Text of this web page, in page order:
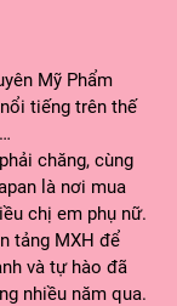
để đạt hiệu
Mỹ Phẩm
tiếng trên thế
chăng, cùng
là nơi mua
chị em phụ nữ.
tảng MXH để
và tự hào đã
nhiều năm qua.